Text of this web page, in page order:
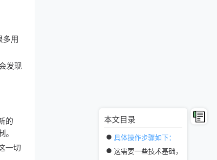
本文目录
具体操作步骤如下：
这需要一些技术基础，但胜在自
用
发现
的
一切